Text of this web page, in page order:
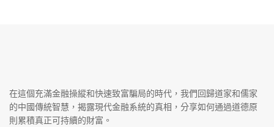
在這個充滿金融操縱和快速致富騙局的時代，我們回歸道家和儒家
的中國傳統智慧，揭露現代金融系統的真相，分享如何通過道德原
則累積真正可持續的財富。